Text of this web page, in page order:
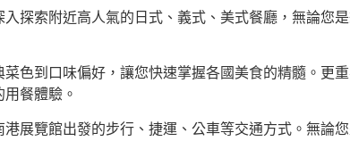
探索附近高人氣的日式、義式、美式餐廳，無論您
菜色到口味偏好，讓您快速掌握各國美食的精髓。更
餐體驗。
港展覽館出發的步行、捷運、公車等交通方式。無論